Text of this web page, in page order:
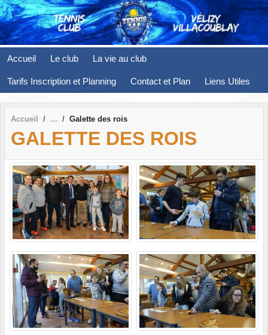
Accueil Le club La vie au club
Tarifs Inscription et Planning Contact et Plan Liens Utiles
Accueil Galette des rois
GALETTE DES ROIS
Panneau de gestion des cookies